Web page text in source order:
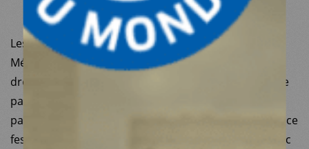
(CCM).
Les référentiels sont construits sur l’expérience de
Médecins du Monde qui a développé l’analyse de
drogues depuis 1999, ainsi que sur celle du réseau de
partenaires de la mission XBT. Ils ont été élaborés à
partir des pratiques et savoir-faire acquis dans l’espace
festif comme dans l’espace urbain, en lieu fixe ou avec